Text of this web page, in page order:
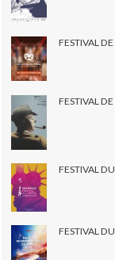
FESTIVAL
FESTIVAL
FESTIVAL
FESTIVAL